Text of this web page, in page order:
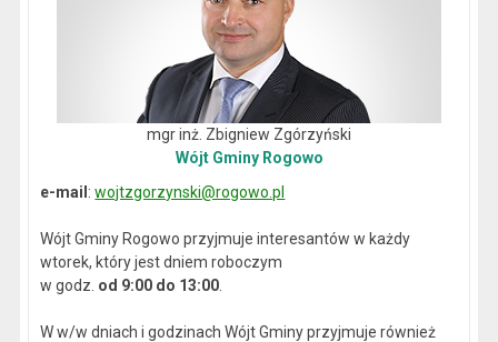
mgr inż. Zbigniew Zgórzyński
Wójt Gminy Rogowo
e-mail :wojtzgorzynski@rogowo.pl
Wójt Gminy Rogowo przyjmuje interesantów w każdy
wtorek, który jest dniem roboczym
w godz. od 9:00 do 13:00
W w/w dniach i godzinach Wójt Gminy przyjmuje również